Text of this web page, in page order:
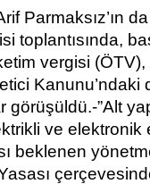
Parmaksız’ın
toplantısında,
vergisi (ÖTV),
”Alt
ve elektronik
beklenen